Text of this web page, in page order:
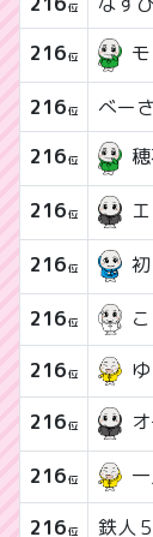
位
216位
216位 べー
216位
216位
216位
216位
216位
216位
216位
216位 鉄人